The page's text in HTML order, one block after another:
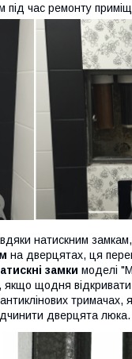
під час ремонту
натискним
на дверцятах, ця
замки моделі
якщо щодня
тримачах,
дверцята люка.